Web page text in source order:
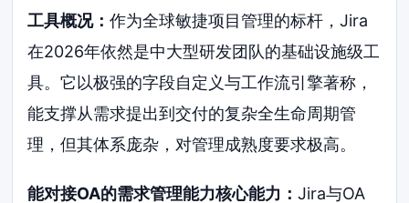
工具概况：作为全球敏捷项目管理的标杆，Jira
在2026年依然是中大型研发团队的基础设施级工
具。它以极强的字段自定义与工作流引擎著称，
能支撑从需求提出到交付的复杂全生命周期管
理，但其体系庞杂，对管理成熟度要求极高。
能对接OA的需求管理能力核心能力：Jira与OA